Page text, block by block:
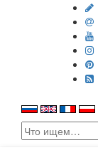
Search
for: